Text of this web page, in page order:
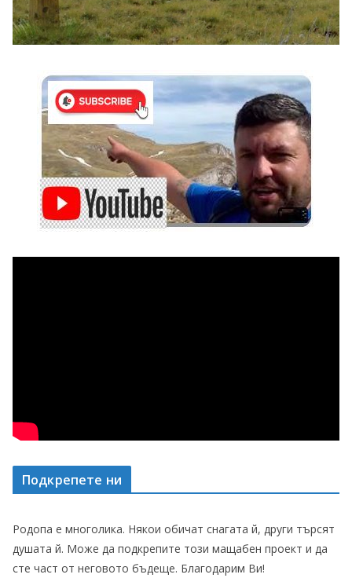
Подкрепете ни
Родопа е многолика. Някои обичат снагата й, други търсят
душата й. Може да подкрепите този мащабен проект и да
сте част от неговото бъдеще. Благодарим Ви!